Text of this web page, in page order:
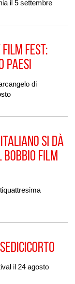
il 5 settembre
Fest:
Paesi
di
si dà
Film
il 24 agosto